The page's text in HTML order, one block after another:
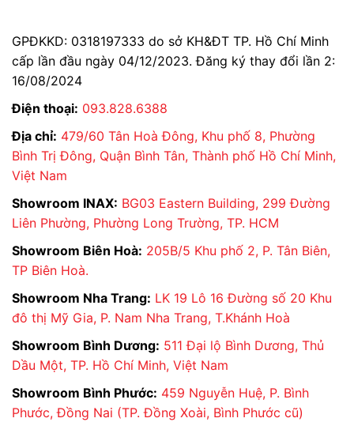
GPĐKKD: 0318197333 do sở KH&ĐT TP. Hồ Chí Minh
cấp lần đầu ngày 04/12/2023. Đăng ký thay đổi lần 2:
16/08/2024
Điện thoại: 093.828.6388
Địa chỉ: 479/60 Tân Hoà Đông, Khu phố 8, Phường
Bình Trị Đông, Quận Bình Tân, Thành phố Hồ Chí Minh,
Việt Nam
Showroom INAX: BG03 Eastern Building, 299 Đường
Liên Phường, Phường Long Trường, TP. HCM
Showroom Biên Hoà: 205B/5 Khu phố 2, P. Tân Biên,
TP Biên Hoà.
Showroom Nha Trang: LK 19 Lô 16 Đường số 20 Khu
đô thị Mỹ Gia, P. Nam Nha Trang, T.Khánh Hoà
Showroom Bình Dương: 511 Đại lộ Bình Dương, Thủ
Dầu Một, TP. Hồ Chí Minh, Việt Nam
Showroom Bình Phước: 459 Nguyễn Huệ, P. Bình
Phước, Đồng Nai (TP. Đồng Xoài, Bình Phước cũ)